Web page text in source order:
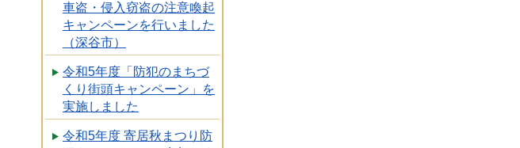
車盗・侵入窃盗の注意喚起
キャンペーンを行いました
（深谷市）
令和5年度「防犯のまちづ
くり街頭キャンペーン」を
実施しました
令和5年度 寄居秋まつり防